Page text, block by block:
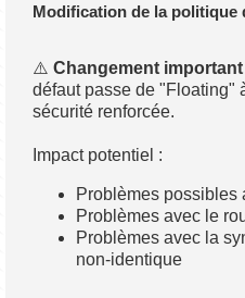
Modification de la politique
⚠️Changement important
défaut passe de "Floating"
sécurité renforcée.
Impact potentiel :
Problèmes possibles
Problèmes avec le
Problèmes avec la
non-identique